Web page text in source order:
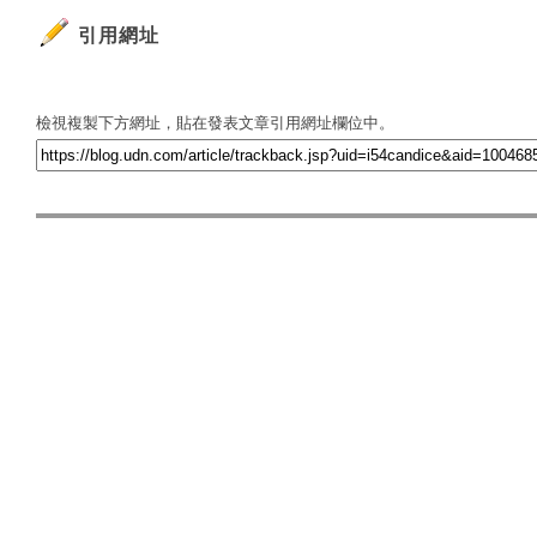
引用網址
檢視複製下方網址，貼在發表文章引用網址欄位中。